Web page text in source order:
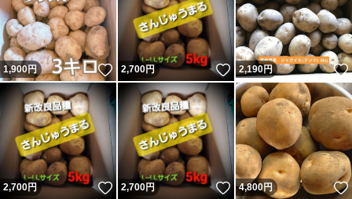
1,900円 いいね！
2,700円 いいね！
2,190円
2,700円 いいね！
2,700円 いいね！
4,800円